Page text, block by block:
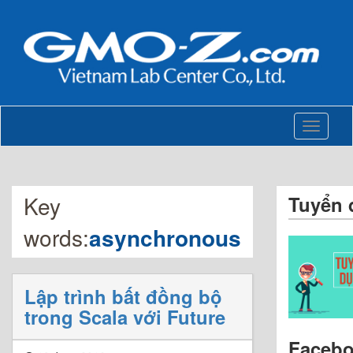
Toggle
Key
words:asynchronous
Lập trình bất đồng bộ
trong Scala với Future
Tuyển